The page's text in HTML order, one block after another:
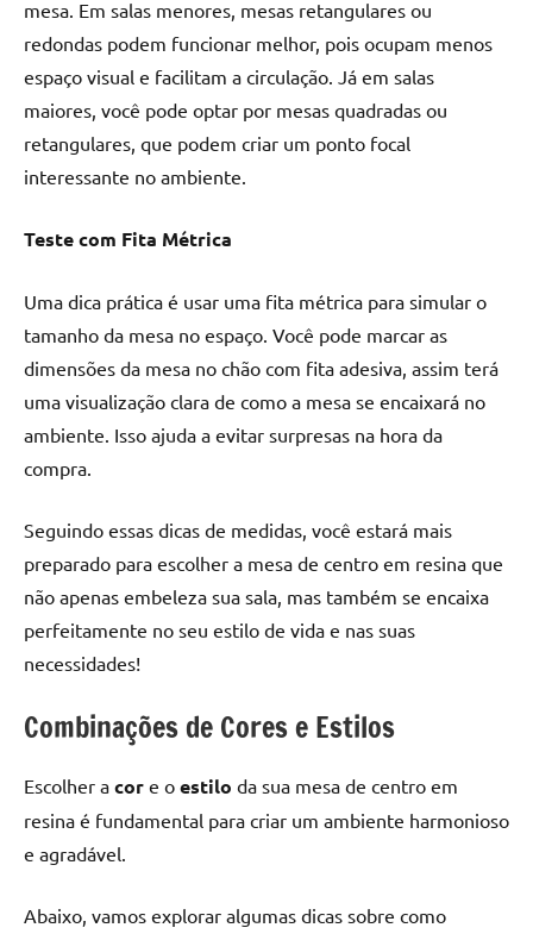
mesa. Em salas menores, mesas retangulares ou
redondas podem funcionar melhor, pois ocupam menos
espaço visual e facilitam a circulação. Já em salas
maiores, você pode optar por mesas quadradas ou
retangulares, que podem criar um ponto focal
interessante no ambiente.
Teste com Fita Métrica
Uma dica prática é usar uma fita métrica para simular o
tamanho da mesa no espaço. Você pode marcar as
dimensões da mesa no chão com fita adesiva, assim terá
uma visualização clara de como a mesa se encaixará no
ambiente. Isso ajuda a evitar surpresas na hora da
compra.
Seguindo essas dicas de medidas, você estará mais
preparado para escolher a mesa de centro em resina que
não apenas embeleza sua sala, mas também se encaixa
perfeitamente no seu estilo de vida e nas suas
necessidades!
Combinações de Cores e Estilos
Escolher a cor e o estilo da sua mesa de centro em
resina é fundamental para criar um ambiente harmonioso
e agradável.
Abaixo, vamos explorar algumas dicas sobre como